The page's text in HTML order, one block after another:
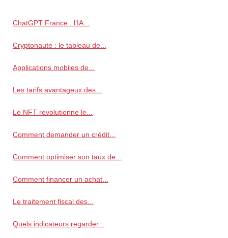
ChatGPT France : l’IA...
Cryptonaute : le tableau de...
Applications mobiles de...
Les tarifs avantageux des...
Le NFT revolutionne le...
Comment demander un crédit...
Comment optimiser son taux de...
Comment financer un achat...
Le traitement fiscal des...
Quels indicateurs regarder...